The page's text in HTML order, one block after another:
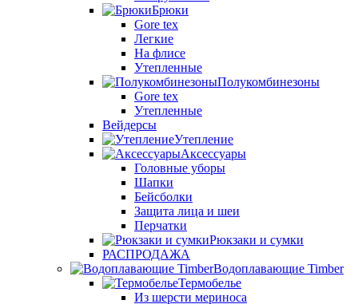
Брюки
Gore tex
Легкие
На флисе
Утепленные
Полукомбинезоны
Gore tex
Утепленные
Вейдерсы
Утепление
Аксессуары
Головные уборы
Шапки
Бейсболки
Защита лица и шеи
Перчатки
Рюкзаки и сумки
РАСПРОДАЖА
Водоплавающие Timber
Термобелье
Из шерсти мериноса